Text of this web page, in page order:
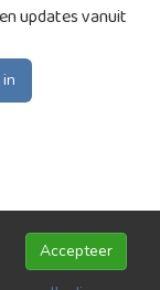
updates vanuit
Accepteer